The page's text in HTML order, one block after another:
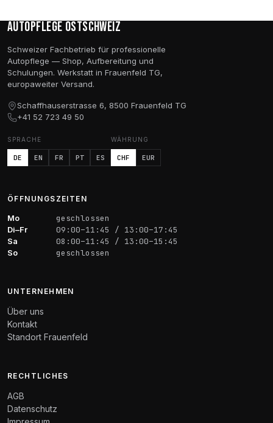
Autopflege Ostschweiz
Schweizer Fachbetrieb für professionelle
Autopflege — Shop, Aufbereitung und
Schulungen. Werkstatt in Frauenfeld TG,
europaweiter Versand.
Schaffhauserstrasse 6, 8500 Frauenfeld TG
+41 52 723 49 50
SPRACHE
DE EN FR PT ES
WÄHRUNG
CHF EUR
ÖFFNUNGSZEITEN
Mo geschlossen
Di–Fr 09:00–11:45 / 13:00–17:45
Sa 08:00–11:45 / 13:00–15:45
So geschlossen
UNTERNEHMEN
Über uns
Kontakt
Standort Frauenfeld
RECHTLICHES
AGB
Datenschutz